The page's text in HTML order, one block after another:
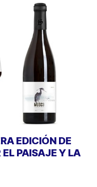
EDICIÓN DE
PAISAJE Y LA